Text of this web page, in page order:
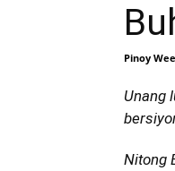
Pinoy
Unang
Nitong